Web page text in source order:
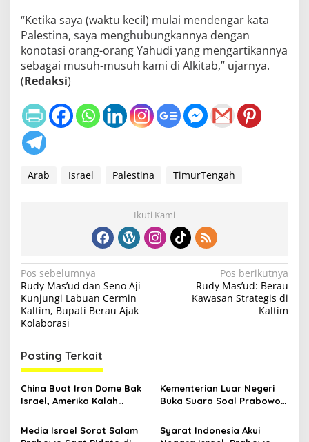
“Ketika saya (waktu kecil) mulai mendengar kata
Palestina, saya menghubungkannya dengan
konotasi orang-orang Yahudi yang mengartikannya
sebagai musuh-musuh kami di Alkitab,” ujarnya.
(Redaksi)
Arab Israel Palestina TimurTengah
Ikuti Kami
N
a
v
g
a
s
p
Pos sebelumnya
Rudy Mas’ud dan Seno Aji
Kunjungi Labuan Cermin
Kaltim, Bupati Berau Ajak
Kolaborasi
Pos berikutnya
Rudy Mas’ud: Berau
Kawasan Strategis di
Kaltim
Posting Terkait
China Buat Iron Dome Bak
Israel, Amerika Kalah
Kementerian Luar Negeri
Buka Suara Soal Prabowo
Media Israel Sorot Salam
Syarat Indonesia Akui